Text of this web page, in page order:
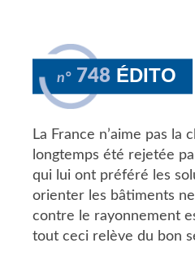
n° 748 ÉDITO
La France n’aime pas la
longtemps été rejetée
qui lui ont préféré les
orienter les bâtiments
contre le rayonnement
tout ceci relève du bon